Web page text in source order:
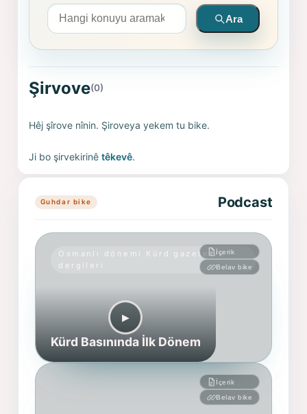
Arama yapın
Ara
Şirvove(0)
Hêj şîrove nînin. Şiroveya yekem tu bike.
Ji bo şirvekirinêtêkevê.
Guhdar bike Podcast
Osmanlı dönemi Kürd gazete ve
dergileri
İçerik
Belav bike
▶︎
Kürd Basınında İlk Dönem
İçerik
Belav bike